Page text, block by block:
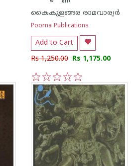
കൈകുളങ്ങര രാമവാര്യര്‍
Poorna Publications
Add to Cart
Rs 1,250.00 Rs 1,175.00
5
4
3
2
1